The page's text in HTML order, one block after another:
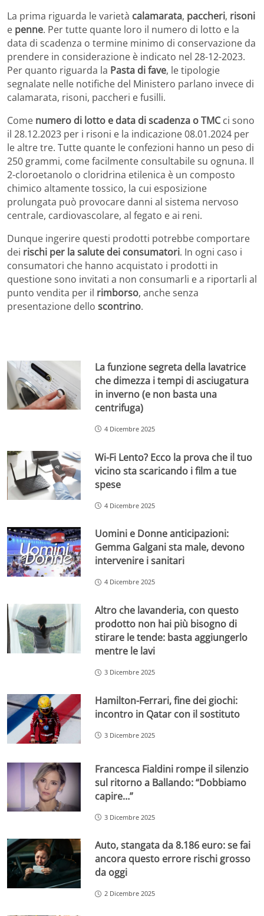
La prima riguarda le varietà calamarata, paccheri, risoni
e penne. Per tutte quante loro il numero di lotto e la
data di scadenza o termine minimo di conservazione da
prendere in considerazione è indicato nel 28-12-2023.
Per quanto riguarda la Pasta di fave, le tipologie
segnalate nelle notifiche del Ministero parlano invece di
calamarata, risoni, paccheri e fusilli.
Come numero di lotto e data di scadenza o TMCci sono
il 28.12.2023 per i risoni e la indicazione 08.01.2024 per
le altre tre. Tutte quante le confezioni hanno un peso di
250 grammi, come facilmente consultabile su ognuna. Il
2-cloroetanolo o cloridrina etilenica è un composto
chimico altamente tossico, la cui esposizione
prolungata può provocare danni al sistema nervoso
centrale, cardiovascolare, al fegato e ai reni.
Dunque ingerire questi prodotti potrebbe comportare
dei rischi per la salute dei consumatori. In ogni caso i
consumatori che hanno acquistato i prodotti in
questione sono invitati a non consumarli e a riportarli al
punto vendita per il rimborso, anche senza
presentazione dello scontrino.
La funzione segreta della lavatrice
che dimezza i tempi di asciugatura
in inverno (e non basta una
centrifuga)
4 Dicembre 2025
Wi-Fi Lento? Ecco la prova che il tuo
vicino sta scaricando i film a tue
spese
4 Dicembre 2025
Uomini e Donne anticipazioni:
Gemma Galgani sta male, devono
intervenire i sanitari
4 Dicembre 2025
Altro che lavanderia, con questo
prodotto non hai più bisogno di
stirare le tende: basta aggiungerlo
mentre le lavi
3 Dicembre 2025
Hamilton-Ferrari, fine dei giochi:
incontro in Qatar con il sostituto
3 Dicembre 2025
Francesca Fialdini rompe il silenzio
sul ritorno a Ballando: “Dobbiamo
capire…”
3 Dicembre 2025
Auto, stangata da 8.186 euro: se fai
ancora questo errore rischi grosso
da oggi
2 Dicembre 2025